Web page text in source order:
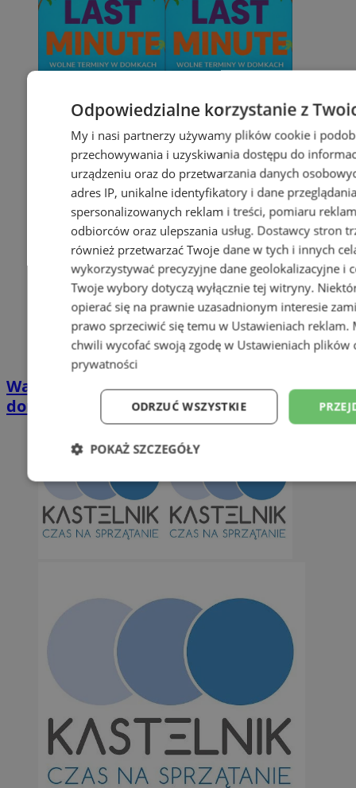
Wakacyjny wypoczynek nad Bałtykiem w
domkach Szmaragdowe Morze
Odpowiedzialne korzystanie z
My i nasi partnerzy używamy plików cookie i
przechowywania i uzyskiwania dostępu do
urządzeniu oraz do przetwarzania danych
adres IP, unikalne identyfikatory i dane
spersonalizowanych reklam i treści, pomiaru
odbiorców oraz ulepszania usług. Dostawcy stron
również przetwarzać Twoje dane w tych i innych
wykorzystywać precyzyjne dane geolokalizacyjne i
Twoje wybory dotyczą wyłącznie tej witryny.
opierać się na prawnie uzasadnionym interesie
prawo sprzeciwić się temu w Ustawieniach reklam.
chwili wycofać swoją zgodę w Ustawieniach plików
prywatności
ODRZUĆ WSZYSTKIE
POKAŻ SZCZEGÓŁY
Niezbędne Wydajność
Niezbędne Wydajność
Niezbędne pliki cookie umożliwiają korzystanie z podstawowych
takich jak logowanie użytkownika i zarządzanie kontem. Bez
Nazwa
Provider
Domena
SessID
orzesze.com.pl